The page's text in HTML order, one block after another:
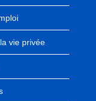
vie privée